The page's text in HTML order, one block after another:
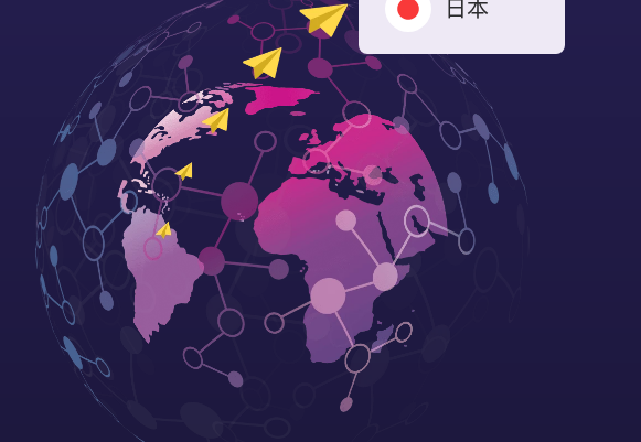
數據中心代理
市場上性能更佳的代理
真實用戶環境與操作，告別各類封
搜索引擎 API
海量搜索結果，獲得區域化、結構化
音視頻 API
動批量下載音視頻素材，助力各項媒
手商品信息
社交媒體抓取
即時獲取Facebook、Instagram、X等
帳號信息
媒體文件抓取
從Youtube等主流站點高速、批量獲取
高品質無預覽音頻文件
查看更多 →
抖音商城
日本